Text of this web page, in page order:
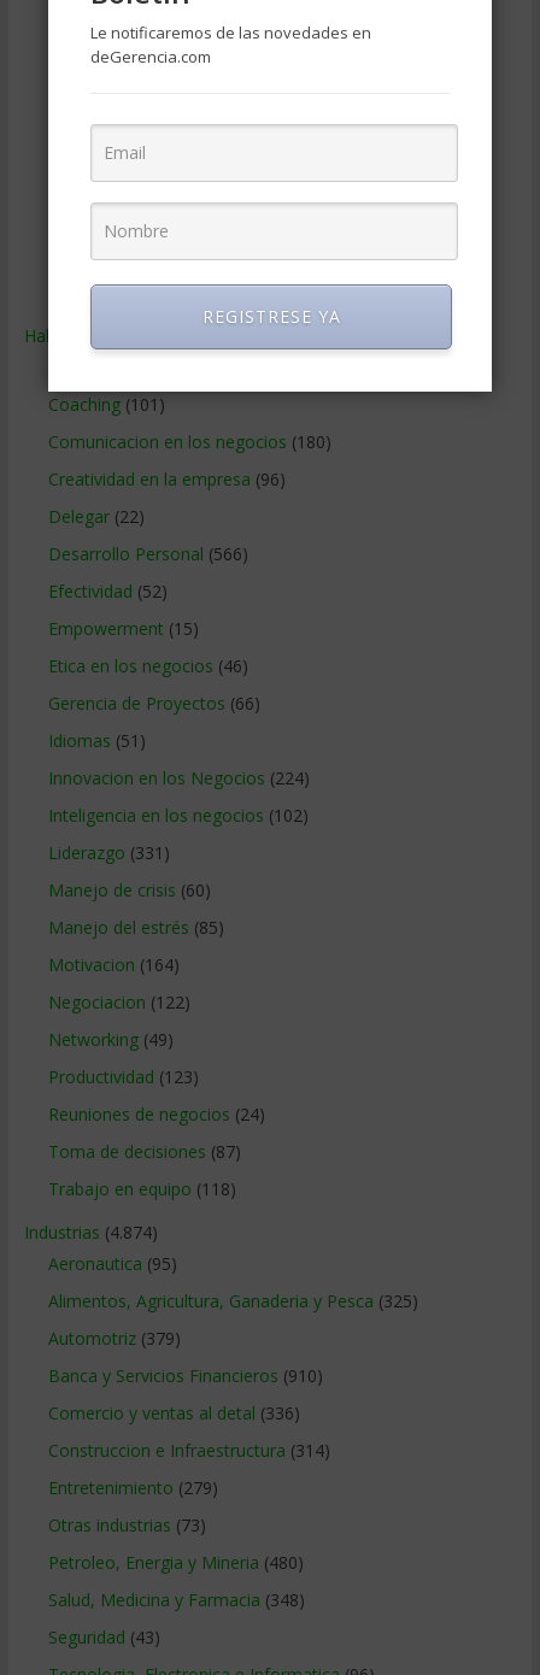
Negocios Online(1.405)
Operaciones y Logística
Recursos Humanos
Relaciones con los clientes(219)
Tecnologia de Informacion(665)
Ventas(242)
Habilidades
Coaching(101)
Comunicacion en los negocios (180)
Creatividad en la empresa (96)
Delegar(22)
Desarrollo Personal (566)
Efectividad (52)
Empowerment (15)
Etica en los negocios (46)
Gerencia de Proyectos (66)
Idiomas (51)
Innovacion en los Negocios (224)
Inteligencia en los negocios (102)
Liderazgo (331)
Manejo de crisis (60)
Manejo del estrés (85)
Motivacion (164)
Negociacion (122)
Networking(49)
Productividad (123)
Reuniones de negocios (24)
Toma de decisiones (87)
Trabajo en equipo (118)
Industrias (4.874)
Aeronautica (95)
Alimentos, Agricultura, Ganaderia y Pesca (325)
Automotriz(379)
Banca y Servicios Financieros (910)
Comercio y ventas al detal (336)
Construccion e Infraestructura (314)
Entretenimiento (279)
Otras industrias (73)
Petroleo, Energia y Mineria (480)
Salud, Medicina y Farmacia (348)
Seguridad (43)
Le notificaremos de las novedades en
deGerencia.com
REGISTRESE YA